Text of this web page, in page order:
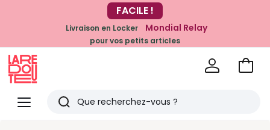
-20% dès 39€*
sur la mode
FACILE !
Livraison en Locker Mondial Relay
pour vos petits articles
Menu
Redoute
Rechercher
Voir